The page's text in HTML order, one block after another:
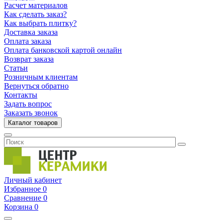
Расчет материалов
Как сделать заказ?
Как выбрать плитку?
Доставка заказа
Оплата заказа
Оплата банковской картой онлайн
Возврат заказа
Статьи
Розничным клиентам
Вернуться обратно
Контакты
Задать вопрос
Заказать звонок
Каталог товаров
Личный кабинет
Избранное 0
Сравнение 0
Корзина 0